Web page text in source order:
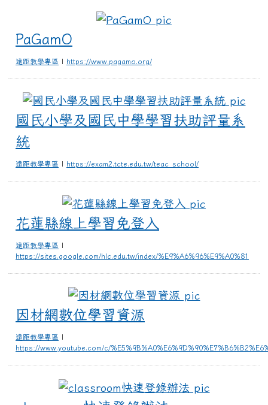
PaGamO
遠距教學專區 | https://www.pagamo.org/
國
國民小學及國民中學學習扶助評量系
統
遠距教學專區 | https://exam2.tcte.edu.tw/teac_school/
花蓮縣線上學習免登入
遠距教學專區 |
https://sites.google.com/hlc.edu.tw/index/%E9%A6%96%E9%A0%81
因材網數位
因材網數位學習資源
遠距教學專區 |
https://www.youtube.com/c/
classroom